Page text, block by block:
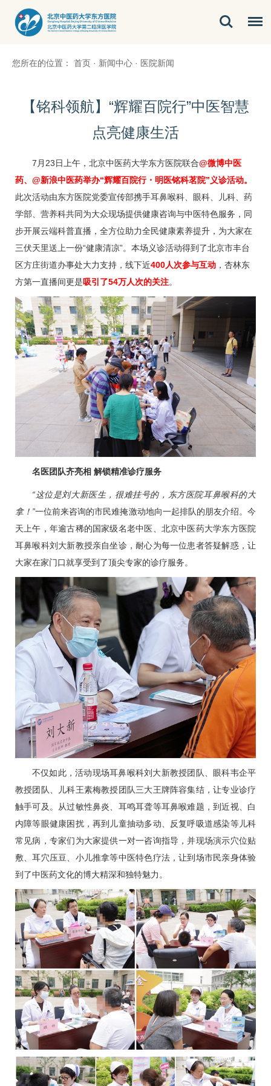
您所在的位置： 首页 · 新闻中心 · 医院新闻
【铭科领航】“辉耀百院行”中医智慧
点亮健康生活
7月23日上午，北京中医药大学东方医院联合@微博中医
药、@新浪中医药举办“辉耀百院行・ 明医铭科茗院”义诊活动。
此次活动由东方医院党委宣传部携手耳鼻喉科 眼科 儿科
药
学部 、营养科共同为大众现场提供健康咨询与中医特色服务，同
步开展云端科普直播，全方位助力全民健康素养提升，为大家在
三伏天里送上一份“健康清凉”。本场义诊活动得到了北京市丰台
区方庄街道办事处大力支持，线下近400人次参与互动 ，杏林东
方第一直播间更是吸引了54万人次的关注。
名医团队齐亮相 解锁精准诊疗服务
“这位是刘大新医生，很难挂号的，东方医院耳鼻喉科的大
拿！”一位前来咨询的市民难掩激动地向一起排队的朋友介绍。今
天上午，年逾古稀的国家级名老中医、北京中医药大学东方医院
耳鼻喉科刘大新教授亲自坐诊，耐心为每一位患者答疑解惑，让
大家在家门口就享受到了顶尖专家的诊疗服务。
不仅如此，活动现场耳鼻喉科刘大新教授团队、 眼科韦企平
教授团队、
儿科王素梅教授团队三大王牌阵容集结，让专业诊疗
触手可及。从过敏性鼻炎、耳鸣耳聋等耳鼻喉难题，到近视、白
内障等眼健康困扰，再到儿童抽动多动、反复呼吸道感染等儿科
常见病，专家们为大家提供一对一咨询指导，并现场演示穴位贴
敷、耳穴压豆、小儿推拿等中医特色疗法，让到场市民亲身体验
到了中医药文化的博大精深和独特魅力。